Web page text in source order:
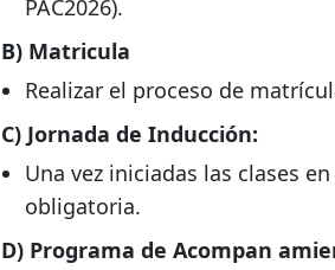
PAC2026).
B) Matricula
Realizar el proceso de
C) Jornada de Inducción:
Una vez iniciadas las clases
obligatoria.
D) Programa de Acompan